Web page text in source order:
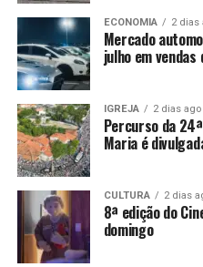
ECONOMIA 2 dias
Mercado
julho em vendas
IGREJA 2 dias ago
Percurso da
Maria é
CULTURA 2 dias
8ª edição do
domingo